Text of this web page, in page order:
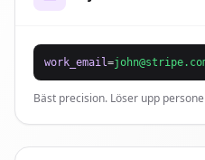
work_email=
Bäst precision. Löser upp